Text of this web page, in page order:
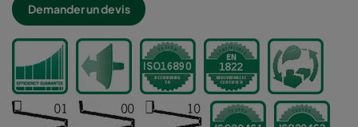
Demander un devis